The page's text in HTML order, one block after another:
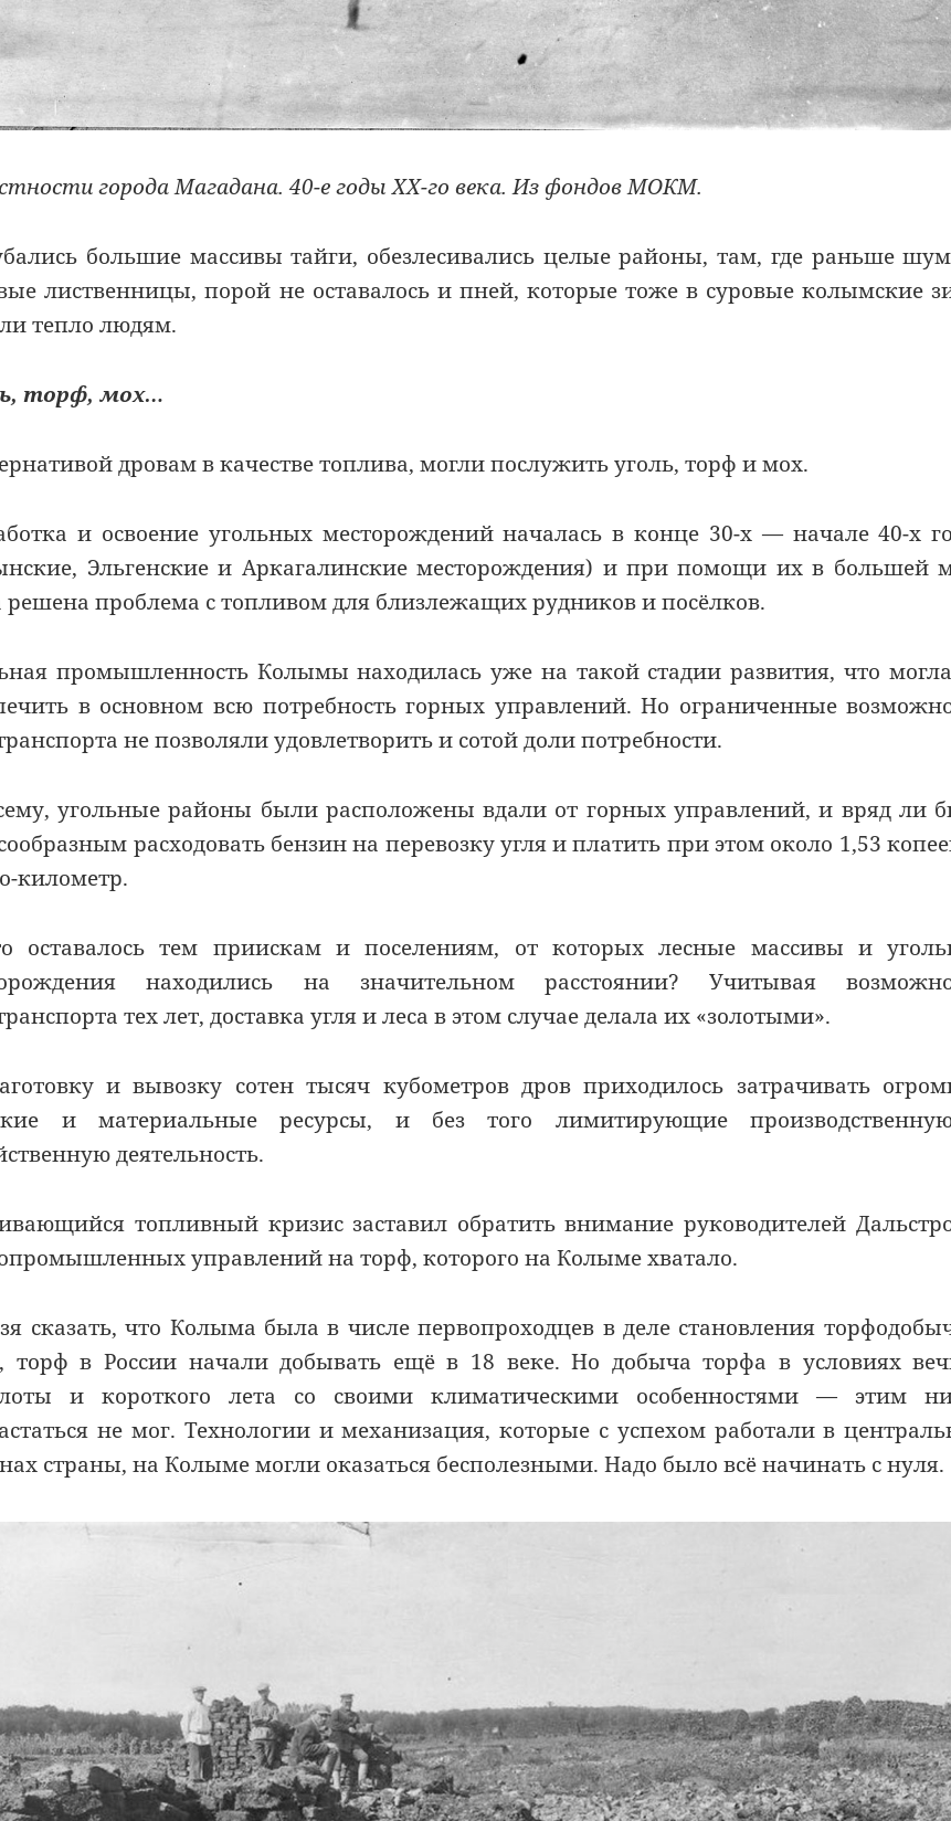
города Магадана. 40-е годы ХХ-го века. Из фондов МОКМ.
большие массивы тайги, обезлесивались целые районы, там, где раньше
лиственницы, порой не оставалось и пней, которые тоже в суровые колымские
тепло людям.
торф, мох…
дровам в качестве топлива, могли послужить уголь, торф и мох.
и освоение угольных месторождений началась в конце 30-х — начале 40-х
Эльгенские и Аркагалинские месторождения) и при помощи их в большей
решена проблема с топливом для близлежащих рудников и посёлков.
промышленность Колымы находилась уже на такой стадии развития, что
в основном всю потребность горных управлений. Но ограниченные
не позволяли удовлетворить и сотой доли потребности.
угольные районы были расположены вдали от горных управлений, и вряд ли
расходовать бензин на перевозку угля и платить при этом около 1,53
километр.
оставалось тем приискам и поселениям, от которых лесные массивы и
находились на значительном расстоянии? Учитывая
тех лет, доставка угля и леса в этом случае делала их «золотыми».
и вывозку сотен тысяч кубометров дров приходилось затрачивать
и материальные ресурсы, и без того лимитирующие
деятельность.
топливный кризис заставил обратить внимание руководителей
управлений на торф, которого на Колыме хватало.
сказать, что Колыма была в числе первопроходцев в деле становления
торф в России начали добывать ещё в 18 веке. Но добыча торфа в условиях
и короткого лета со своими климатическими особенностями — этим
не мог. Технологии и механизация, которые с успехом работали в
страны, на Колыме могли оказаться бесполезными. Надо было всё начинать с нуля.